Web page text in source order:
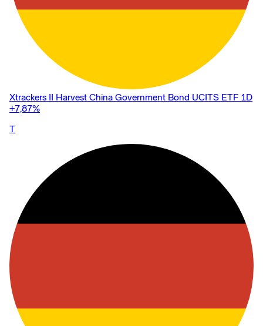
Xtrackers II Harvest China Government Bond UCITS ETF 1D
+7,87%
T